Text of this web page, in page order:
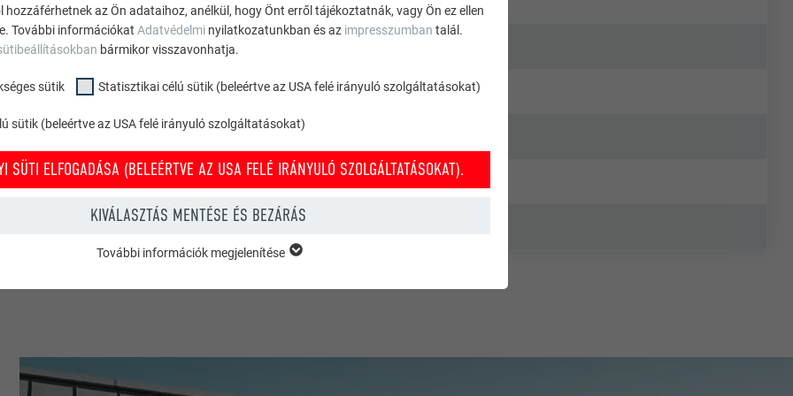
hozzáférhetnek az Ön adataihoz, anélkül, hogy Önt erről tájékoztatnák, vagy Ön ez ellen
További információkat Adatvédelmi nyilatkozatunkban és az impresszumban talál.
bármikor visszavonhatja.
sütik Statisztikai célú sütik (beleértve az USA felé irányuló szolgáltatásokat)
sütik (beleértve az USA felé irányuló szolgáltatásokat)
SÜTI ELFOGADÁSA (BELEÉRTVE AZ USA FELÉ IRÁNYULÓ SZOLGÁLTATÁSOKAT).
KIVÁLASZTÁS MENTÉSE ÉS BEZÁRÁS
PHP
SÜTIK (BELEÉRTVE AZ USA FELÉ IRÁNYULÓ SZOLGÁLTATÁSOKAT)
További információk megjelenítése